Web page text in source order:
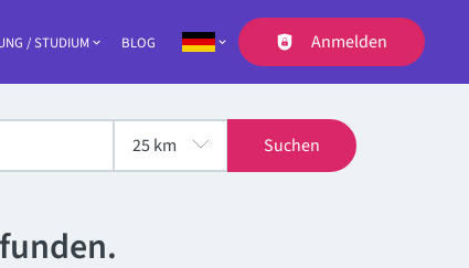
/ STUDIUM BLOG Anmelden
Suchen